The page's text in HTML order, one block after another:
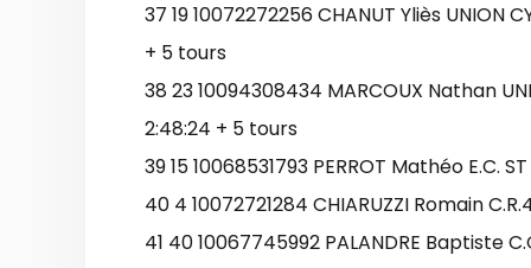
37 19 10072272256 CHANUT Yliès UNION
+ 5 tours
38 23 10094308434 MARCOUX Nathan
2:48:24 + 5 tours
39 15 10068531793 PERROT Mathéo E.C.
40 4 10072721284 CHIARUZZI Romain
41 40 10067745992 PALANDRE Baptiste